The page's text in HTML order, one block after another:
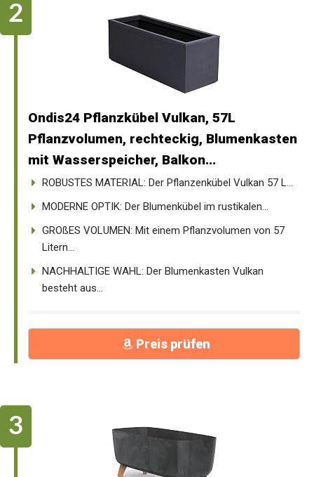
Ondis24 Pflanzkübel Vulkan, 57L
Pflanzvolumen, rechteckig, Blumenkasten
mit Wasserspeicher, Balkon...
ROBUSTES MATERIAL: Der Pflanzenkübel Vulkan 57 L...
MODERNE OPTIK: Der Blumenkübel im rustikalen...
GROßES VOLUMEN: Mit einem Pflanzvolumen von 57
Litern...
NACHHALTIGE WAHL: Der Blumenkasten Vulkan
besteht aus...
Preis prüfen